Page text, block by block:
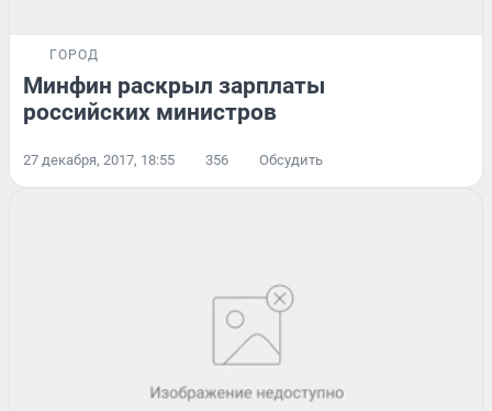
ГОРОД
Минфин раскрыл зарплаты
российских министров
27 декабря, 2017, 18:55 356 Обсудить